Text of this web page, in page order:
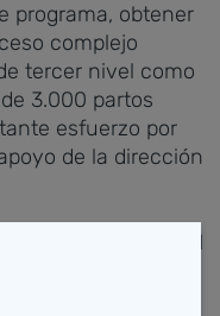
programa, obtener
complejo
tercer nivel como
3.000 partos
esfuerzo por
de la dirección
la estrategia IHAN
importante
de todas las